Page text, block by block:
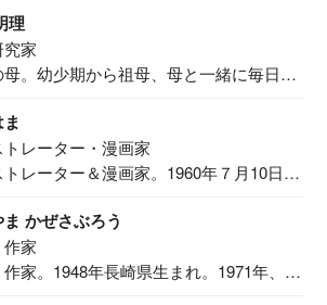
理
家
母。幼少期から祖母、母と一緒に毎日の
トレーター・漫画家
トレーター＆漫画家。1960年７月10日生
かぜさぶろう
家
家。1948年長崎県生まれ。1971年、